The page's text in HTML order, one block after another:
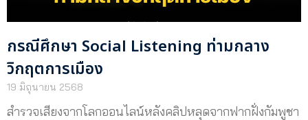
กรณีศึกษา Social Listening ท่ามกลาง
วิกฤตการเมือง
19 มิถุนายน 2568
สำรวจเสียงจากโลกออนไลน์หลังคลิปหลุดจากฟากฝั่งกัมพูชา